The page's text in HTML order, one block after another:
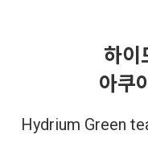
하이
아쿠
Hydrium Green